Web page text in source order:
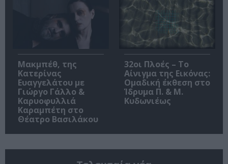
Μακμπέθ, της
Κατερίνας
Ευαγγελάτου με
Γιώργο Γάλλο &
Καρυοφυλλιά
Καραμπέτη στο
Θέατρο Βασιλάκου
32οι Πλοές – Το
Αίνιγμα της Εικόνας:
Ομαδική έκθεση στο
Ίδρυμα Π. & Μ.
Κυδωνιέως